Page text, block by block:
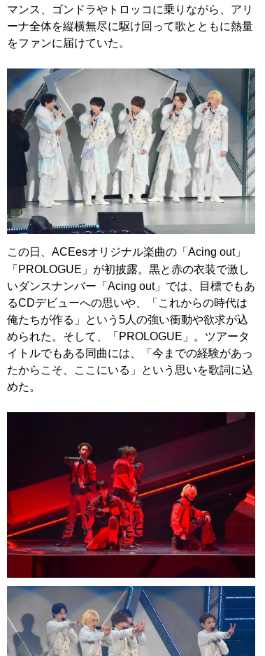
マンス、ゴンドラやトロッコに乗りながら、アリ
ーナ全体を縦横無尽に駆け回って歌とともに熱量
をファンに届けていた。
この日、ACEesオリジナル楽曲の「Acing out」
「PROLOGUE」が初披露。黒と赤の衣装で激し
いダンスナンバー「Acing out」では、目標でもあ
るCDデビューへの思いや、「これからの時代は
俺たちが作る」という5人の強い衝動や欲求が込
められた。そして、「PROLOGUE」。ツアータ
イトルでもある同曲には、「今までの経験があっ
たからこそ、ここにいる」という思いを歌詞に込
めた。